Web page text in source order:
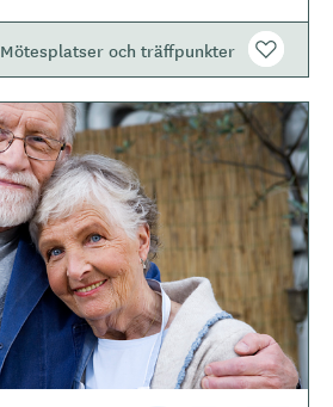
e
Mötesplatser och träffpunkter